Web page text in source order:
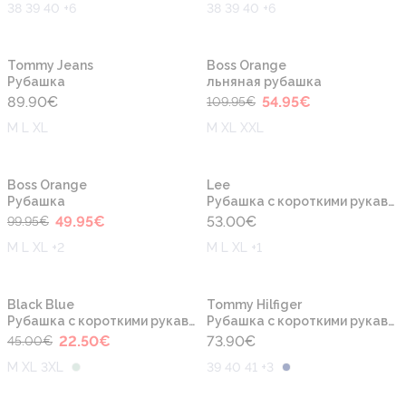
38 39 40 +6 38 39 40 +6
Tommy Jeans
Рубашка
89.90€
M L XL
-50%
Boss Orange
льняная рубашка
109.95€ 54.95€
M XL XXL
-50%
Boss Orange
Рубашка
99.95€ 49.95€
M L XL +2
Lee
Рубашка с короткими рукавами
53.00€
M L XL +1
-50%
Black Blue
Рубашка с короткими рукавами
45.00€ 22.50€
M XL 3XL
Tommy Hilfiger
Рубашка с короткими рукавами
73.90€
39 40 41 +3